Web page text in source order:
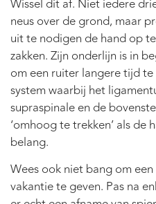
Wissel dit af. Niet iedere
neus over de grond, maar
uit te nodigen de hand op
zakken. Zijn onderlijn is in
om een ruiter langere tijd
system waarbij het
supraspinale en de
‘omhoog te trekken’ als de
belang.
Wees ook niet bang om
vakantie te geven. Pas na